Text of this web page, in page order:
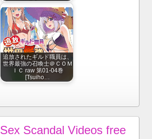
追放されたギルド職員は、
世界最強の召喚士＠ＣＯＭ
ＩＣ raw 第01-04巻
[Tsuiho…
Sex Scandal Videos free